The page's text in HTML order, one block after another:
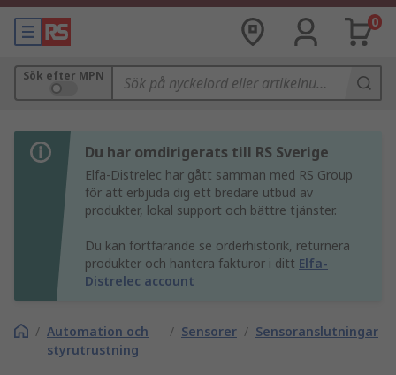
0
Sök efter MPN
Du har omdirigerats till RS Sverige
Elfa-Distrelec har gått samman med RS Group
för att erbjuda dig ett bredare utbud av
produkter, lokal support och bättre tjänster.
Du kan fortfarande se orderhistorik, returnera
produkter och hantera fakturor i ditt Elfa-
Distrelec account
/ Automation och
styrutrustning
/ Sensorer / Sensoranslutningar